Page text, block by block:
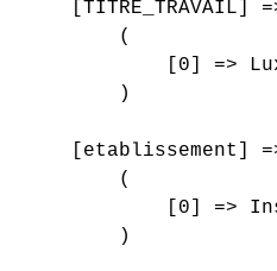
[TITRE_TRAVAIL]
        (
[0] =>
        )
[etablissement]
        (
[0] =>
        )